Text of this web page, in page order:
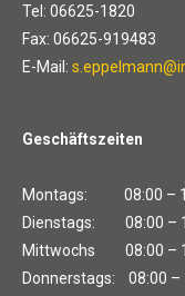
Tel: 06625-1820
Fax: 06625-919483
E-Mail:
Geschäftszeiten
Montags: 08:00 –
Dienstags: 08:00 –
Mittwochs 08:00 –
Donnerstags: 08:00 –